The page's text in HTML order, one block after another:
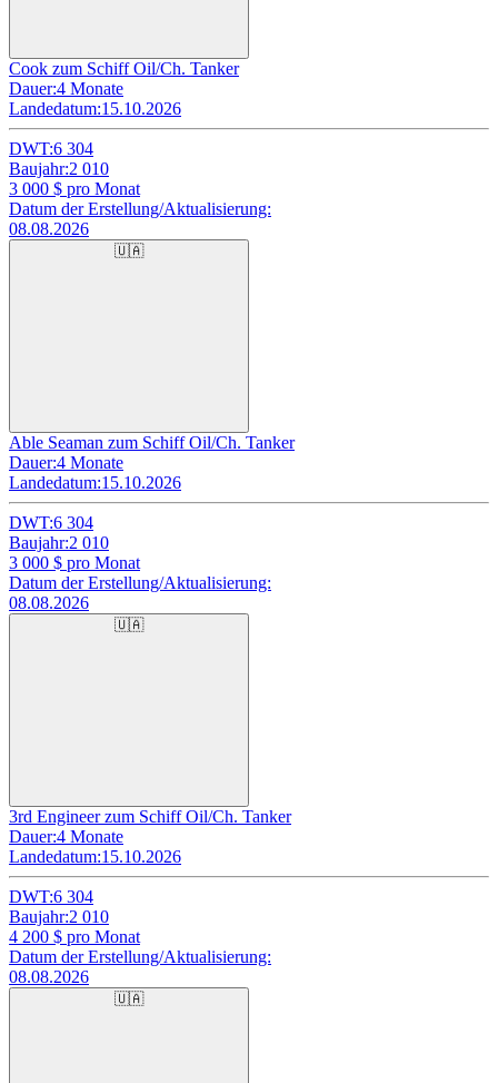
Cook zum Schiff Oil/Ch. Tanker
Dauer:4 Monate
Landedatum:15.10.2026
DWT:6 304
Baujahr:2 010
3 000 $ pro Monat
Datum der Erstellung/Aktualisierung:
08.08.2026
🇺🇦
Able Seaman zum Schiff Oil/Ch. Tanker
Dauer:4 Monate
Landedatum:15.10.2026
DWT:6 304
Baujahr:2 010
3 000 $ pro Monat
Datum der Erstellung/Aktualisierung:
08.08.2026
🇺🇦
3rd Engineer zum Schiff Oil/Ch. Tanker
Dauer:4 Monate
Landedatum:15.10.2026
DWT:6 304
Baujahr:2 010
4 200 $ pro Monat
Datum der Erstellung/Aktualisierung:
08.08.2026
🇺🇦